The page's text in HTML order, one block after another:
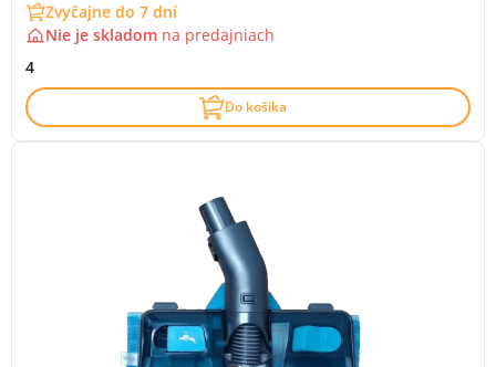
Zvyčajne do 7 dní
Nie je skladom na predajniach
4
Do košíka